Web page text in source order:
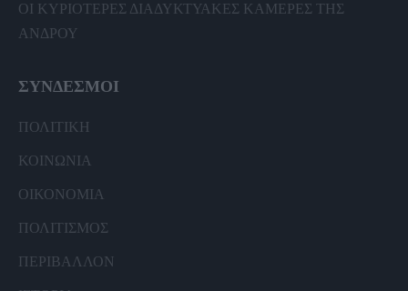
ΟΙ ΚΥΡΙΟΤΕΡΕΣ ΔΙΑΔΥΚΤΥΑΚΕΣ ΚΑΜΕΡΕΣ ΤΗΣ
ΑΝΔΡΟΥ
ΣΥΝΔΕΣΜΟΙ
ΠΟΛΙΤΙΚΗ
ΚΟΙΝΩΝΙΑ
ΟΙΚΟΝΟΜΙΑ
ΠΟΛΙΤΙΣΜΟΣ
ΠΕΡΙΒΑΛΛΟΝ